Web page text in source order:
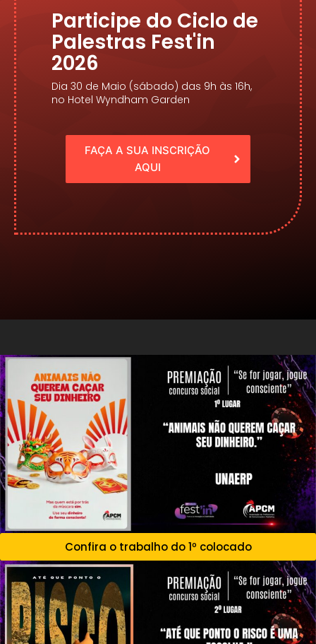
Participe do Ciclo de
Palestras Fest'in
2026
Dia 30 de Maio (sábado) das 9h às 16h,
no Hotel Wyndham Garden
FAÇA A SUA INSCRIÇÃO
AQUI
Confira o trabalho do 1º colocado